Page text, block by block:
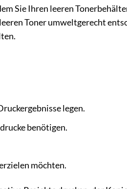
Sie Ihren leeren
Toner umweltgerecht
legen.
benötigen.
möchten.